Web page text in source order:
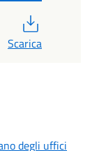
Scarica
degli uffici